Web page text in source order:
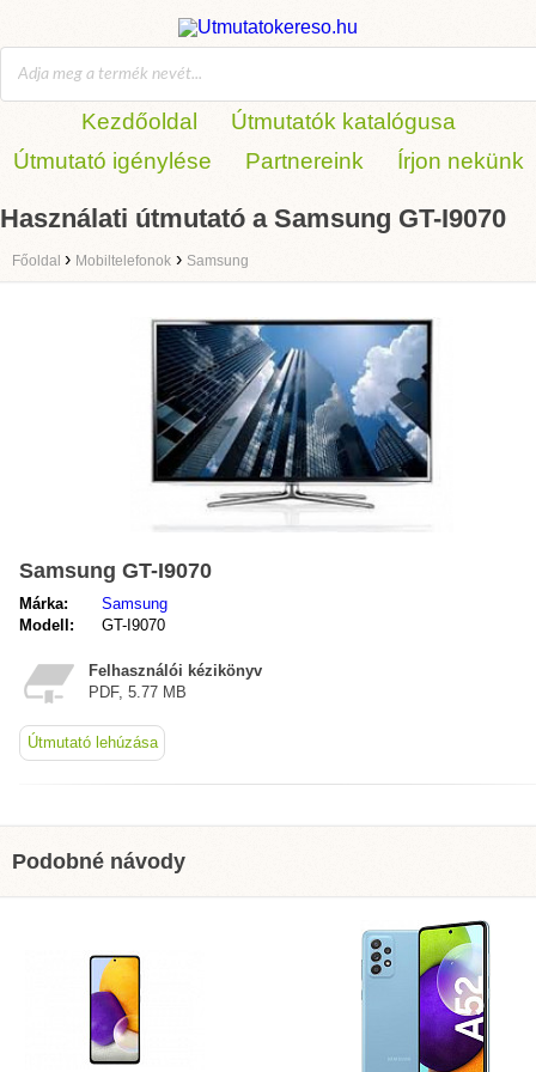
Kezdőoldal
Útmutatók katalógusa
Útmutató igénylése
Partnereink Írjon nekünk
Használati útmutató a Samsung GT-I9070
Főoldal › Mobiltelefonok › Samsung
Samsung GT-I9070
Márka:
Samsung
Modell:
GT-I9070
Felhasználói kézikönyv
PDF, 5.77 MB
Útmutató lehúzása
Podobné návody